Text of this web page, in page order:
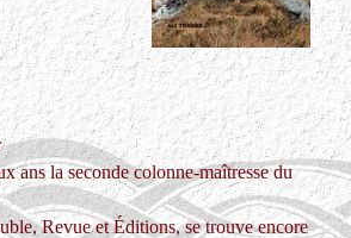
ans la seconde colonne-maîtresse du
Revue et Éditions, se trouve encore